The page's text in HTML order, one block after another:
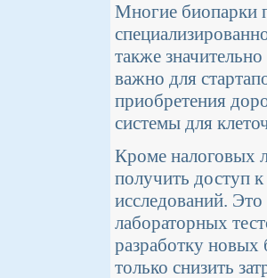
Многие биопарки
также
важно для
приобретения
системы для
Кроме налоговых
получить доступ
исследований.
лабораторных
разработку
только снизить